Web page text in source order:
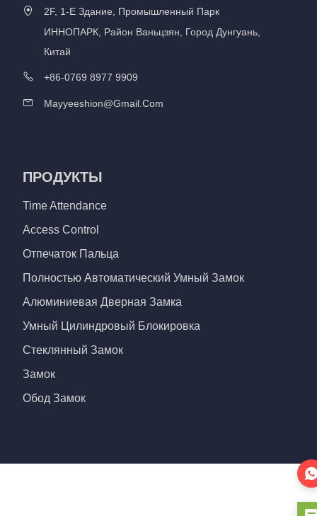
2F, 1-Е Здание, Промышленный Парк
ИННОПАРК, Район Ваньцзян, Город Дунгуань,
Китай
+86-0769 8977 9909
Mayyeeshion@gmail.com
ПРОДУКТЫ
Time Attendance
Access Control
Отпечаток Пальца
Полностью Автоматический Умный Замок
Алюминиевая Дверная Замка
Умный Цилиндровый Блокировка
Стеклянный Замок
Замок
Обод Замок